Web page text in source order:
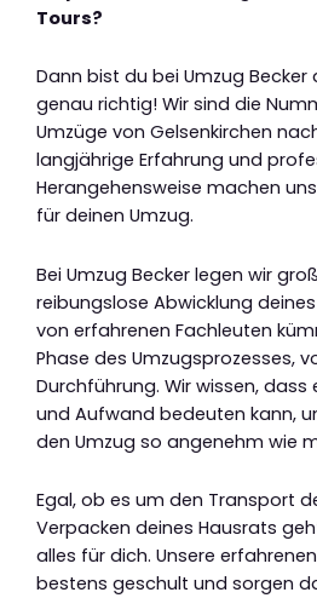
Tours?
Dann bist du bei Umzug Becker
genau richtig! Wir sind die
Umzüge von Gelsenkirchen
langjährige Erfahrung und
Herangehensweise machen
für deinen Umzug.
Bei Umzug Becker legen wir
reibungslose Abwicklung
von erfahrenen Fachleuten
Phase des Umzugsprozesses,
Durchführung. Wir wissen, dass
und Aufwand bedeuten kann,
den Umzug so angenehm wie
Egal, ob es um den Transport
Verpacken deines Hausrats
alles für dich. Unsere
bestens geschult und sorgen